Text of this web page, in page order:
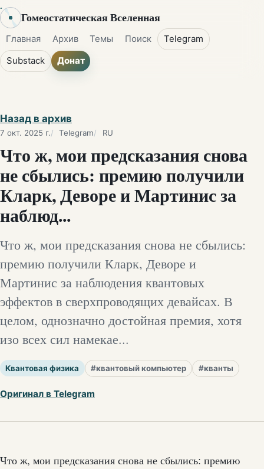
Гомеостатическая Вселенная
Главная Архив Темы Поиск Telegram
Substack Донат
Назад в архив
7 окт. 2025 г. Telegram RU
Что ж, мои предсказания снова
не сбылись: премию получили
Кларк, Деворе и Мартинис за
наблюд...
Что ж, мои предсказания снова не сбылись:
премию получили Кларк, Деворе и
Мартинис за наблюдения квантовых
эффектов в сверхпроводящих девайсах. В
целом, однозначно достойная премия, хотя
изо всех сил намекае...
Квантовая физика #квантовый компьютер #кванты
Оригинал в Telegram
Что ж, мои предсказания снова не сбылись: премию